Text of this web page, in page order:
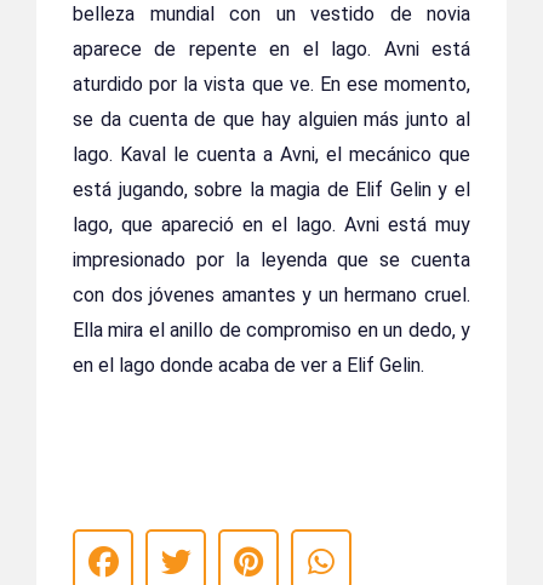
belleza mundial con un vestido de novia
aparece de repente en el lago. Avni está
aturdido por la vista que ve. En ese momento,
se da cuenta de que hay alguien más junto al
lago. Kaval le cuenta a Avni, el mecánico que
está jugando, sobre la magia de Elif Gelin y el
lago, que apareció en el lago. Avni está muy
impresionado por la leyenda que se cuenta
con dos jóvenes amantes y un hermano cruel.
Ella mira el anillo de compromiso en un dedo, y
en el lago donde acaba de ver a Elif Gelin.